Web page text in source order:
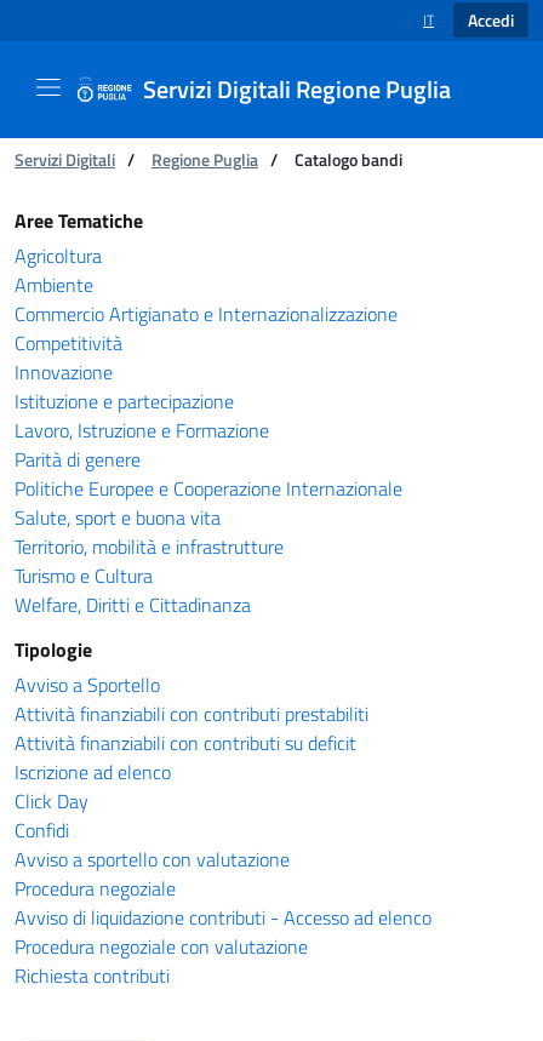
SELEZIONE
IT Accedi
Servizi Digitali Regione Puglia
Ti trovi in:
Servizi Digitali / Regione Puglia / Catalogo bandi
Catalogo bandi - Servizi Digitali Regione
Aree Tematiche
Agricoltura
Ambiente
Commercio Artigianato e Internazionalizzazione
Competitività
Innovazione
Istituzione e partecipazione
Lavoro, Istruzione e Formazione
Parità di genere
Politiche Europee e Cooperazione Internazionale
Salute, sport e buona vita
Territorio, mobilità e infrastrutture
Turismo e Cultura
Welfare, Diritti e Cittadinanza
Tipologie
Avviso a Sportello
Attività finanziabili con contributi prestabiliti
Attività finanziabili con contributi su deficit
Iscrizione ad elenco
Click Day
Confidi
Avviso a sportello con valutazione
Procedura negoziale
Avviso di liquidazione contributi - Accesso ad elenco
Procedura negoziale con valutazione
Richiesta contributi